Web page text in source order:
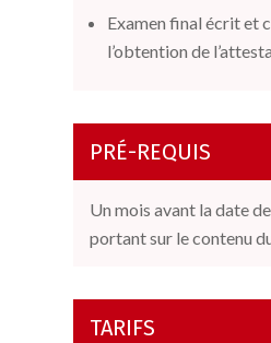
Examen final écrit et
l’obtention de
PRÉ-REQUIS
Un mois avant la date
portant sur le contenu
TARIFS